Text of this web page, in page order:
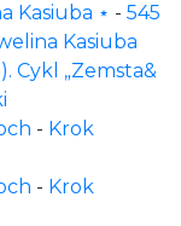
Kasiuba ⋆ - 545
Kasiuba
Cykl „Zemsta&
- Krok
- Krok